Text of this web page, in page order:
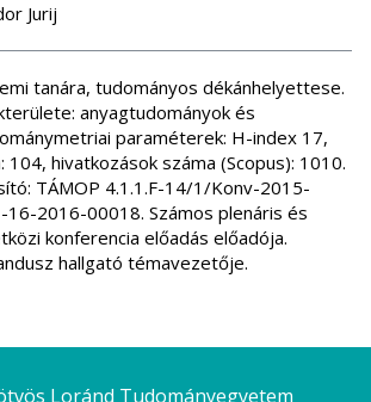
Jurij
tanára, tudományos dékánhelyettese.
anyagtudományok és
paraméterek: H-index 17,
104, hivatkozások száma (Scopus): 1010.
TÁMOP 4.1.1.F-14/1/Konv-2015-
16-2016-00018. Számos plenáris és
konferencia előadás előadója.
hallgató témavezetője.
Loránd Tudományegyetem